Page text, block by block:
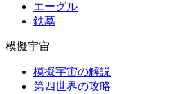
エーグル
鉄墓
模擬宇宙
模擬宇宙の解説
第四世界の攻略